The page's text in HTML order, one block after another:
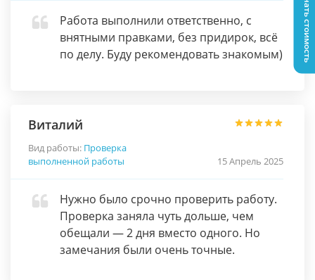
Работа выполнили ответственно, с
внятными правками, без придирок, всё
по делу. Буду рекомендовать знакомым)
Виталий
Вид работы: Проверка
выполненной работы
15 Апрель 2025
Нужно было срочно проверить работу.
Проверка заняла чуть дольше, чем
обещали — 2 дня вместо одного. Но
замечания были очень точные.
Узнать стоимость